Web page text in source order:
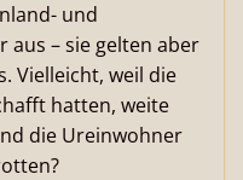
und
aus – sie gelten aber
Vielleicht, weil die
hatten, weite
die Ureinwohner